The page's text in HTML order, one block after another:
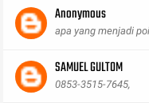
Anonymous
apa yang menjadi
SAMUEL GULTOM
0853-3515-7645,